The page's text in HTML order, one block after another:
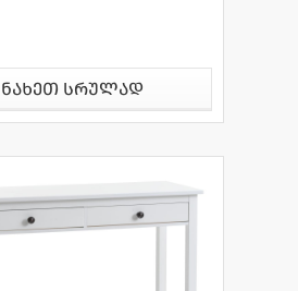
ნახეთ სრულად